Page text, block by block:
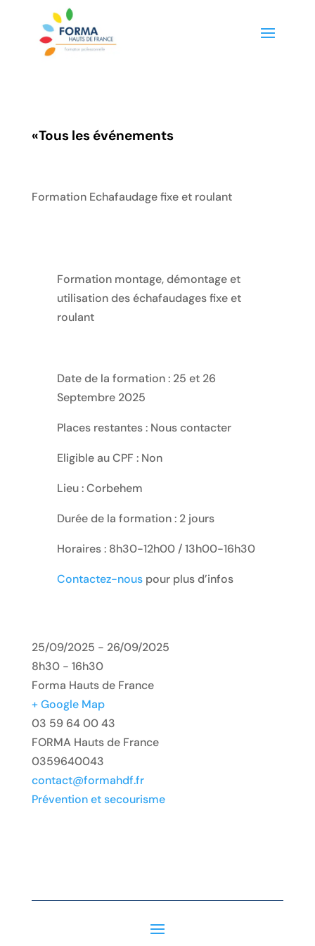
«Tous les événements
Formation Echafaudage fixe et roulant
Formation montage, démontage et
utilisation des échafaudages fixe et
roulant
Date de la formation : 25 et 26
Septembre 2025
Places restantes : Nous contacter
Eligible au CPF : Non
Lieu : Corbehem
Durée de la formation : 2 jours
Horaires : 8h30-12h00 / 13h00-16h30
Contactez-nouspour plus d’infos
25/09/2025 - 26/09/2025
8h30 - 16h30
Forma Hauts de France
+ Google Map
03 59 64 00 43
FORMA Hauts de France
0359640043
contact@formahdf.fr
Prévention et secourisme